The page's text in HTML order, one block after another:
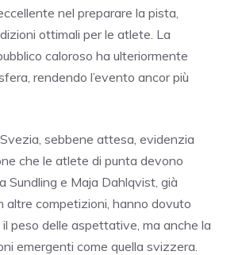
nel preparare la pista,
ottimali per le atlete. La
caloroso ha ulteriormente
rendendo l’evento ancor più
sebbene attesa, evidenzia
che le atlete di punta devono
Sundling e Maja Dahlqvist, già
altre competizioni, hanno dovuto
peso delle aspettative, ma anche la
emergenti come quella svizzera.